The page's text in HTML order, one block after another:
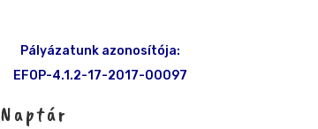
Pályázatunk azonosítója:
EFOP-4.1.2-17-2017-00097
Naptár